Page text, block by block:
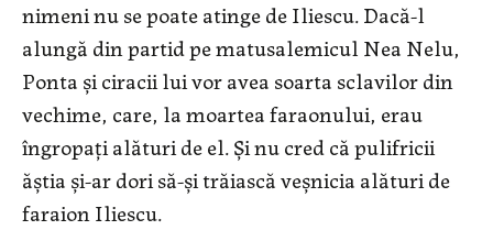
nimeni nu se poate atinge de Iliescu. Dacă-l
alungă din partid pe matusalemicul Nea Nelu,
Ponta şi ciracii lui vor avea soarta sclavilor din
vechime, care, la moartea faraonului, erau
îngropaţi alături de el. Şi nu cred că pulifricii
ăştia şi-ar dori să-şi trăiască veşnicia alături de
faraion Iliescu.